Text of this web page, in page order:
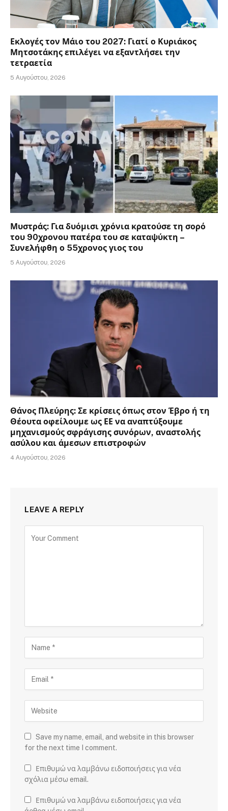
Εκλογές τον Μάιο του 2027: Γιατί ο Κυριάκος
Μητσοτάκης επιλέγει να εξαντλήσει την
τετραετία
5 Αυγούστου, 2026
Μυστράς: Για δυόμισι χρόνια κρατούσε τη σορό
του 90χρονου πατέρα του σε καταψύκτη –
Συνελήφθη ο 55χρονος γιος του
5 Αυγούστου, 2026
Θάνος Πλεύρης: Σε κρίσεις όπως στον Έβρο ή τη
Θέουτα οφείλουμε ως ΕΕ να αναπτύξουμε
μηχανισμούς σφράγισης συνόρων, αναστολής
ασύλου και άμεσων επιστροφών
4 Αυγούστου, 2026
LEAVE A REPLY
Save my name, email, and website in this browser
for the next time I comment.
Επιθυμώ να λαμβάνω ειδοποιήσεις για νέα
σχόλια μέσω email.
Επιθυμώ να λαμβάνω ειδοποιήσεις για νέα